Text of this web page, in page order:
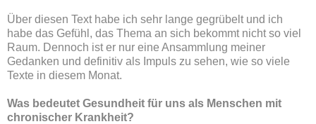
Über diesen Text habe ich sehr lange gegrübelt und ich
habe das Gefühl, das Thema an sich bekommt nicht so viel
Raum. Dennoch ist er nur eine Ansammlung meiner
Gedanken und definitiv als Impuls zu sehen, wie so viele
Texte in diesem Monat.
Was bedeutet Gesundheit für uns als Menschen mit
chronischer Krankheit?